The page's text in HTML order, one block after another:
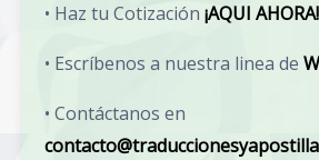
• Haz tu Cotización ¡AQUI AHORA!
• Escríbenos a nuestra linea de
• Contáctanos en